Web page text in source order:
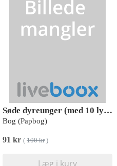
Søde dyreunger (med 10 lyde)
Bog (Papbog)
91 kr ( 100 kr)
Læg i kurv